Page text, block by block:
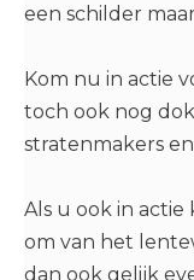
een schilder
Kom nu in actie
toch ook nog
stratenmakers
Als u ook in
om van het
dan ook gelijk